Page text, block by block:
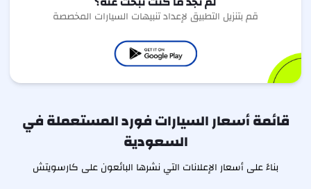
قم بتنزيل التطبيق لإعداد تنبيهات السيارات المخصصة
قائمة أسعار السيارات فورد المستعملة في
السعودية
بناءً على أسعار الإعلانات التي نشرها البائعون على كارسويتش